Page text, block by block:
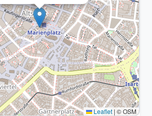
Leaflet | © OSM